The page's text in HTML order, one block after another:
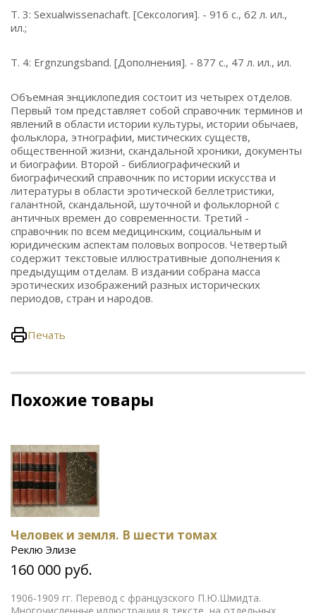
Т. 3: Sexualwissenachaft. [Сексология]. - 916 с., 62 л. ил.,
ил.;
Т. 4: Ergnzungsband. [Дополнения]. - 877 с., 47 л. ил., ил.
Объемная энциклопедия состоит из четырех отделов.
Первый том представляет собой справочник терминов и
явлений в области истории культуры, истории обычаев,
фольклора, этнографии, мистических существ,
общественной жизни, скандальной хроники, документы
и биографии. Второй - библиографический и
биографический справочник по истории искусства и
литературы в области эротической беллетристики,
галантной, скандальной, шуточной и фольклорной с
античных времен до современности. Третий -
справочник по всем медицинским, социальным и
юридическим аспектам половых вопросов. Четвертый
содержит текстовые иллюстративные дополнения к
предыдущим отделам. В издании собрана масса
эротических изображений разных исторических
периодов, стран и народов.
Печать
Похожие товары
Человек и земля. В шести томах
Реклю Элизе
160 000 руб.
1906-1909 гг. Перевод с французского П.Ю.Шмидта.
Многочисленные иллюстрации в тексте, на отдельных